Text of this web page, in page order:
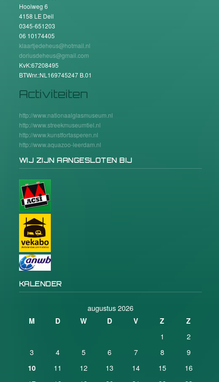
Hooiweg 6
4158 LE Deil
0345-651203
06 10174405
klaartjedeheus@hotmail.nl
doriusdeheus@gmail.com
KvK:67208495
BTWnr.:NL169745247 B.01
Activiteiten
http://www.nationaalglasmuseum.nl
http://www.streekmuseumtiel.nl
http://www.kunstfortasperen.nl
http://www.aquazoo-leerdam.nl
WIJ ZIJN AANGESLOTEN BIJ
KALENDER
augustus 2026
M D W D V Z Z
1
2
3
4 5 6 7 8 9
10 11 12 13 14 15
16